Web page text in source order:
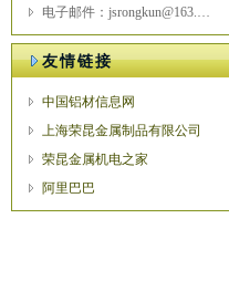
电子邮件：jsrongkun@163.com
友情链接
中国铝材信息网
上海荣昆金属制品有限公司
荣昆金属机电之家
阿里巴巴